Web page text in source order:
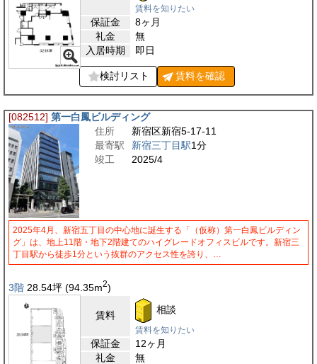
賃料を知りたい
保証金
8ヶ月
礼金
無
入居時期
即日
検討リスト 賃料を確認
[082512] 第一白鳳ビルディング
住所
新宿区新宿5-17-11
最寄駅
新宿三丁目駅1分
竣工
2025/4
2025年4月、新宿五丁目の中心地に誕生する「（仮称）第一白鳳ビルディン
グ」は、地上11階・地下2階建てのハイグレードオフィスビルです。新宿三
丁目駅から徒歩1分という抜群のアクセス性を誇り、…
3階 28.54坪 (94.35m2)
賃料 相談
賃料を知りたい
保証金
12ヶ月
礼金
無